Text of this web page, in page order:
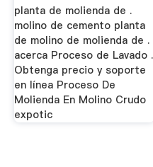
planta de molienda de .
molino de cemento planta
de molino de molienda de .
acerca Proceso de Lavado .
Obtenga precio y soporte
en línea Proceso De
Molienda En Molino Crudo
expotic